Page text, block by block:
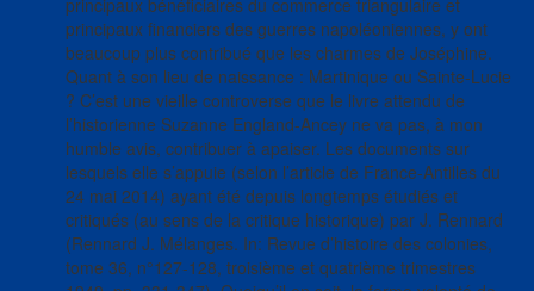
principaux bénéficiaires du commerce triangulaire et
principaux financiers des guerres napoléoniennes, y ont
beaucoup plus contribué que les charmes de Joséphine.
Quant à son lieu de naissance : Martinique ou Sainte-Lucie
? C’est une vieille controverse que le livre attendu de
l’historienne Suzanne England-Ancey ne va pas, à mon
humble avis, contribuer à apaiser. Les documents sur
lesquels elle s’appuie (selon l’article de France-Antilles du
24 mai 2014) ayant été depuis longtemps étudiés et
critiqués (au sens de la critique historique) par J. Rennard
(Rennard J. Mélanges. In: Revue d’histoire des colonies,
tome 36, n°127-128, troisième et quatrième trimestres